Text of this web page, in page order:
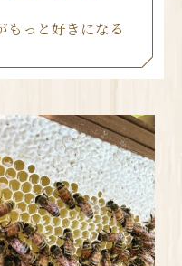
もっと好きになる